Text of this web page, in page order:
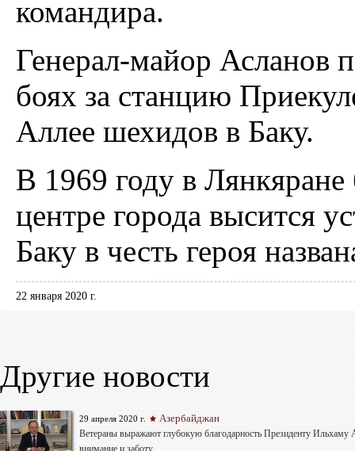
командира.
Генерал-майор Асланов
боях за станцию
Аллее шехидов в Баку.
В 1969 году в
центре города высится
Баку в честь героя
22 января 2020 г.
Другие новости
29 апреля 2020 г. Азербайджан
Ветераны выражают глубокую благодарность Президенту Ильхаму